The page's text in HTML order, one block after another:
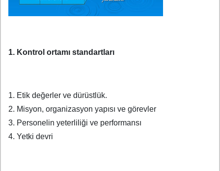
1. Kontrol ortamı standartları
1. Etik değerler ve dürüstlük.
2. Misyon, organizasyon yapısı ve görevler
3. Personelin yeterliliği ve performansı
4. Yetki devri